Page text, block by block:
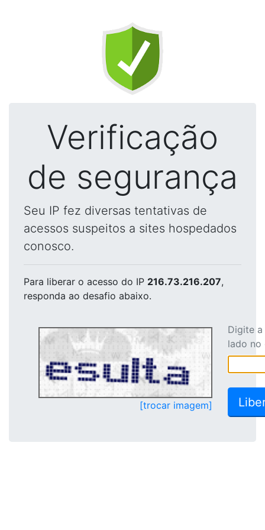
Verificação
de segurança
Seu IP fez diversas tentativas de
acessos suspeitos a sites hospedados
conosco.
Para liberar o acesso do IP 216.73.216.207,
responda ao desafio abaixo.
[trocar imagem]
Digite
lado no